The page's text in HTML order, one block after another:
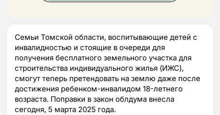
Семьи Томской области, воспитывающие детей с
инвалидностью и стоящие в очереди для
получения бесплатного земельного участка для
строительства индивидуального жилья (ИЖС),
смогут теперь претендовать на землю даже после
достижения ребенком-инвалидом 18-летнего
возраста. Поправки в закон облдума внесла
сегодня, 5 марта 2025 года.